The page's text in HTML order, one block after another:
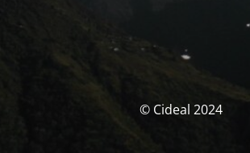
© Cideal 2024